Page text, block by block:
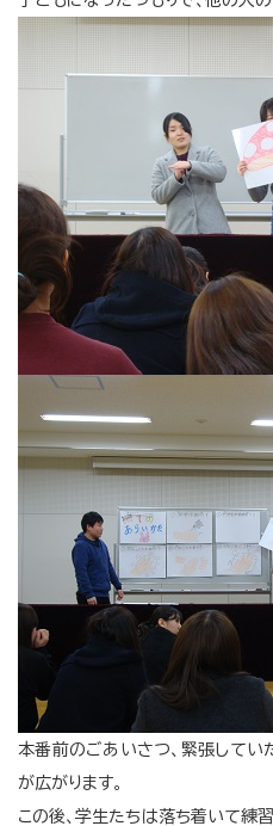
本番前のごあいさつ、緊張して
が広がります。
この後、学生たちは落ち着いて練